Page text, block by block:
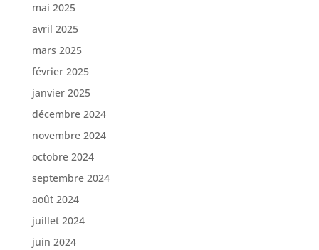
mai 2025
avril 2025
mars 2025
février 2025
janvier 2025
décembre 2024
novembre 2024
octobre 2024
septembre 2024
août 2024
juillet 2024
juin 2024